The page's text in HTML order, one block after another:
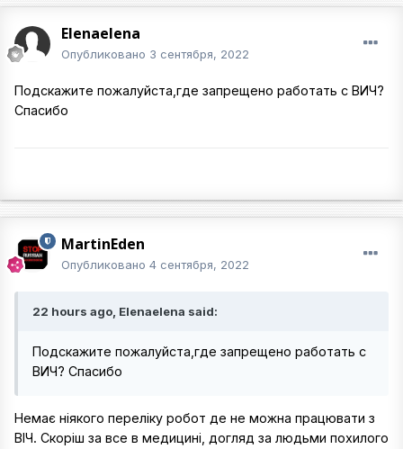
Elenaelena
Опубликовано 3 сентября, 2022
Подскажите пожалуйста,где запрещено работать с ВИЧ?
Спасибо
MartinEden
Опубликовано 4 сентября, 2022
22 hours ago, Elenaelena said:
Подскажите пожалуйста,где запрещено работать с
ВИЧ? Спасибо
Немає ніякого переліку робот де не можна працювати з
ВІЧ. Скоріш за все в медицині, догляд за людьми похилого